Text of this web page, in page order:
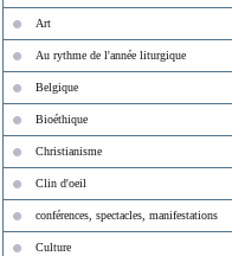
Art
Au rythme de l'année liturgique
Belgique
Bioéthique
Christianisme
Clin d'oeil
conférences, spectacles, manifestations
Culture